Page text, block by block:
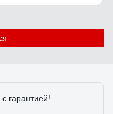
гарантией!